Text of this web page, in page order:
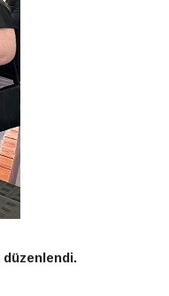
düzenlendi.